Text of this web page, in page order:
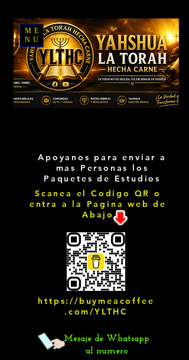
Apoyanos para enviar a
mas Personas los
Paquetes de Estudios
Scanea el Codigo QR o
entra a la Pagina web de
Abajo
https://buymeacoffee
.com/YLTHC
Mesaje de Whatsapp
al numero
ME
NU